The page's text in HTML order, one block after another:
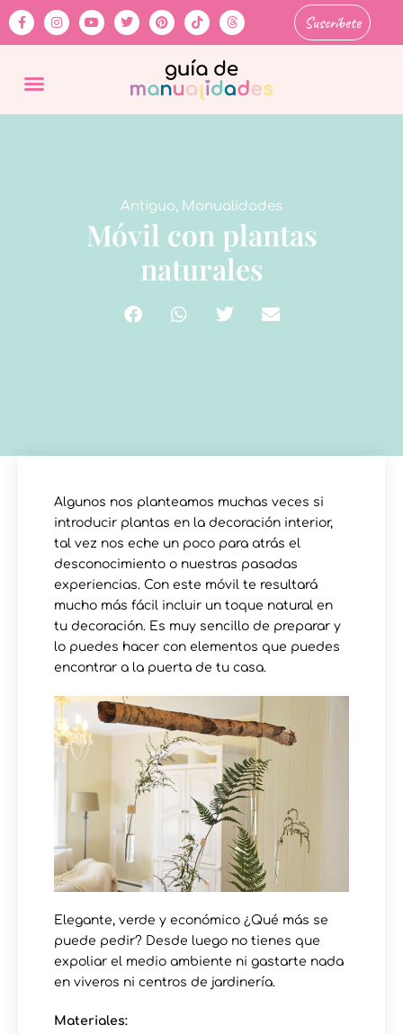
Suscríbete
Antiguo, Manualidades
Móvil con plantas
naturales
Algunos nos planteamos muchas veces si
introducir plantas en la decoración interior,
tal vez nos eche un poco para atrás el
desconocimiento o nuestras pasadas
experiencias. Con este móvil te resultará
mucho más fácil incluir un toque natural en
tu decoración. Es muy sencillo de preparar y
lo puedes hacer con elementos que puedes
encontrar a la puerta de tu casa.
Elegante, verde y económico ¿Qué más se
puede pedir? Desde luego no tienes que
expoliar el medio ambiente ni gastarte nada
en viveros ni centros de jardinería.
Materiales: